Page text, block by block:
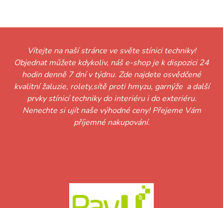
Vítejte na naší stránce ve světe stínici techniky!
Objednat můžete kdykoliv, náš e-shop je k dispozici 24
hodin denně 7 dní v týdnu. Zde najdete osvědčené
kvalitní žaluzie, rolety,sítě proti hmyzu, garnýže a další
prvky stínicí techniky do interiéru i do exteriéru.
Nenechte si ujít naše výhodné ceny! Přejeme Vám
příjemné nakupování.